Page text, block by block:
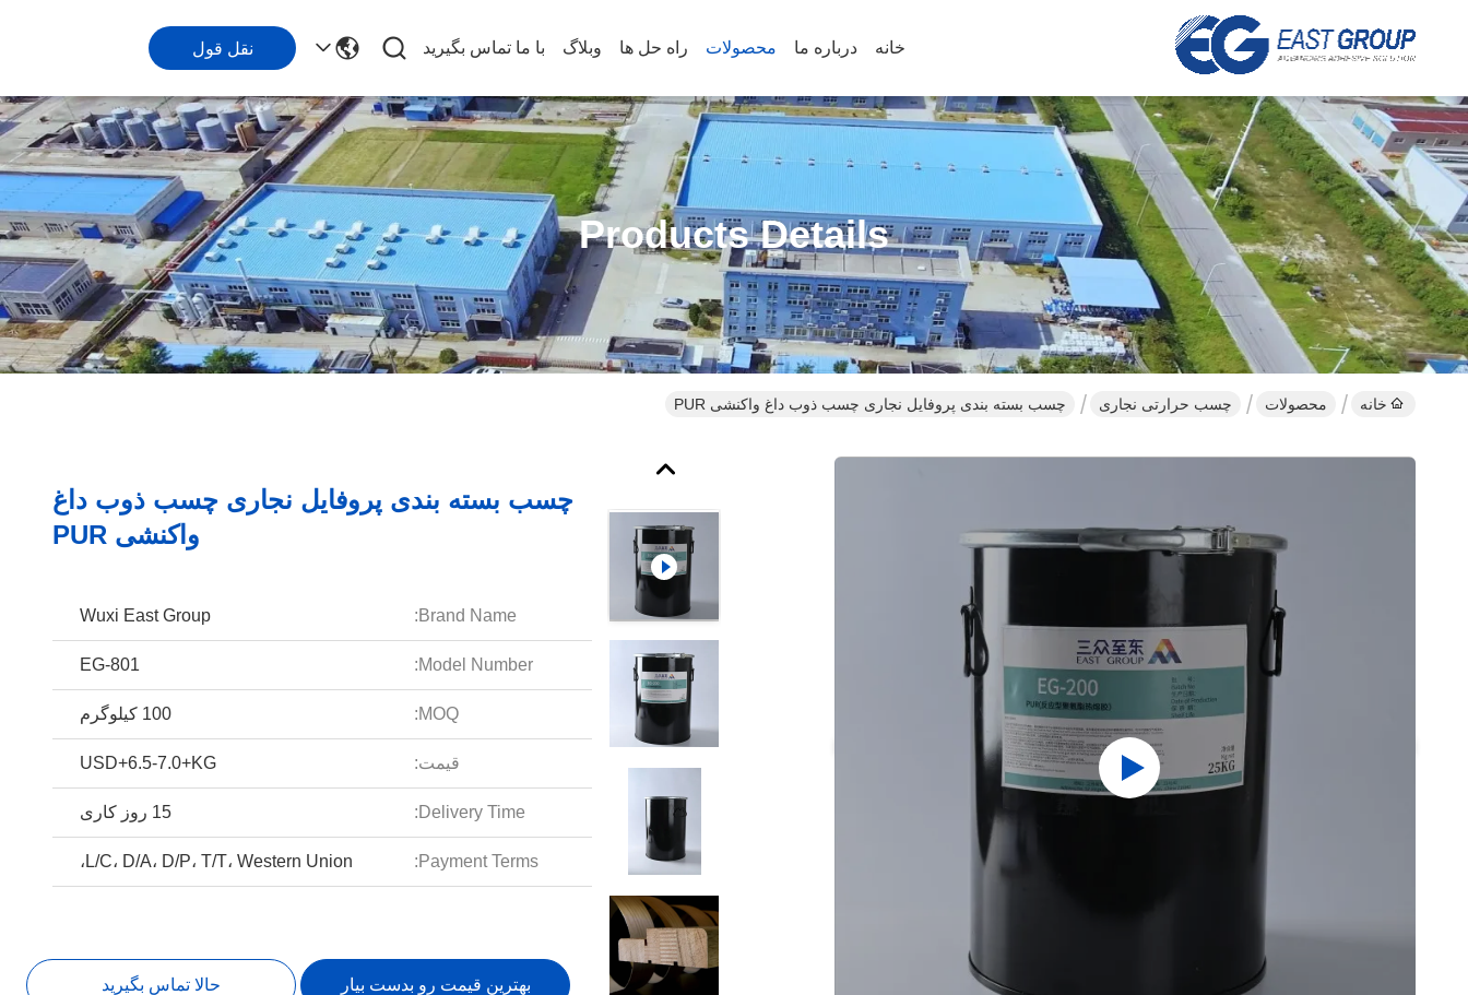
خانه درباره ما محصولات راه حل ها وبلاگ با ما تماس بگیرید نقل قول
Products Details
خانه محصولات چسب حرارتی نجاری چسب بسته بندی پروفایل نجاری چسب ذوب داغ واکنشی PUR
چسب بسته بندی پروفایل نجاری چسب ذوب داغ
واکنشی PUR
Brand Name:
Wuxi East Group
Model Number:
EG-801
MOQ: 100 کیلوگرم
قیمت: USD+6.5-7.0+KG
Delivery Time: 15 روز کاری
Payment Terms: L/C، D/A، D/P، T/T، Western Union،
بهترین قیمت رو بدست بیار حالا تماس بگیرید